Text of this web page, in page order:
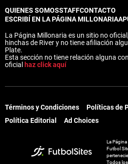
QUIENES SOMOSSTAFFCONTACTO
ESCRIBÍ EN LA PÁGINA MILLONARIA
La Página Millonaria es un sitio no
hinchas de River y no tiene afiliación
Plate.
Esta sección no tiene relación alguna
oficial haz click aquí
Términos y Condiciones
Políticas de
Política Editorial
Ad Choices
La
Futbol
Todos los